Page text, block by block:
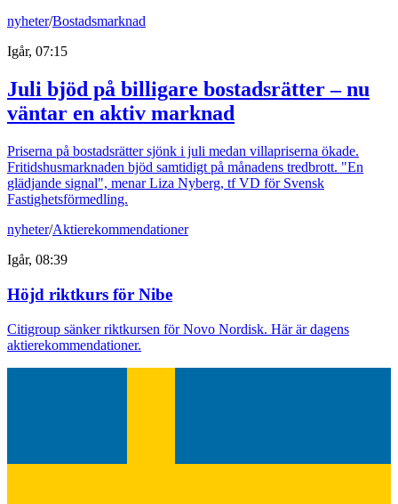
nyheter/Bostadsmarknad
Igår, 07:15
Juli bjöd på billigare bostadsrätter – nu
väntar en aktiv marknad
Priserna på bostadsrätter sjönk i juli medan villapriserna ökade.
Fritidshusmarknaden bjöd samtidigt på månadens tredbrott. "En
glädjande signal", menar Liza Nyberg, tf VD för Svensk
Fastighetsförmedling.
nyheter/Aktierekommendationer
Igår, 08:39
Höjd riktkurs för Nibe
Citigroup sänker riktkursen för Novo Nordisk. Här är dagens
aktierekommendationer.